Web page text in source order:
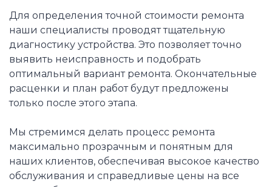
Для определения точной стоимости ремонта
наши специалисты проводят тщательную
диагностику устройства. Это позволяет точно
выявить неисправность и подобрать
оптимальный вариант ремонта. Окончательные
расценки и план работ будут предложены
только после этого этапа.
Мы стремимся делать процесс ремонта
максимально прозрачным и понятным для
наших клиентов, обеспечивая высокое качество
обслуживания и справедливые цены на все